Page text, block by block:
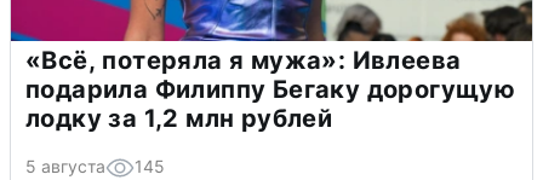
«Всё, потеряла я мужа»: Ивлеева
подарила Филиппу Бегаку дорогущую
лодку за 1,2 млн рублей
5 августа 145